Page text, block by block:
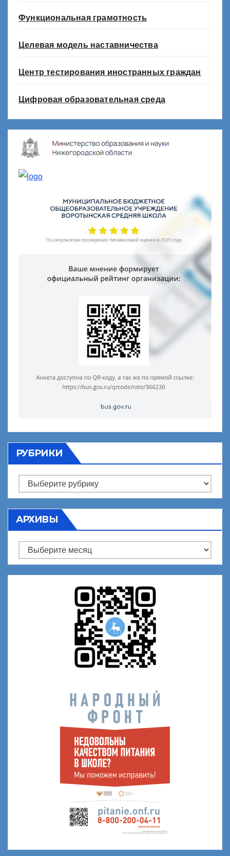
Функциональная грамотность
Целевая модель наставничества
Центр тестирования иностранных граждан
Цифровая образовательная среда
РУБРИКИ
Рубрики
АРХИВЫ
Архивы